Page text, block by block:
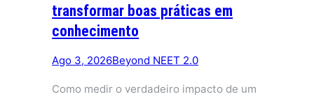
transformar boas práticas em
conhecimento
Ago 3, 2026Beyond NEET 2.0
Como medir o verdadeiro impacto de um